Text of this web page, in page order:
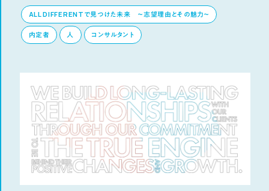
ALL DIFFERENTで見つけた未来 ～志望理由とその魅力～
内定者 人 コンサルタント